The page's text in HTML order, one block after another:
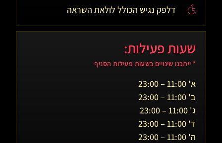
דלפק נגיש הכולל לולאת השראה
שעות פעילות:
* ייתכנו שינויים בשעות פעילות הסניף
א' 11:00 – 23:00
ב' 11:00 – 23:00
ג' 11:00 – 23:00
ד' 11:00 – 23:00
ה' 11:00 – 23:00